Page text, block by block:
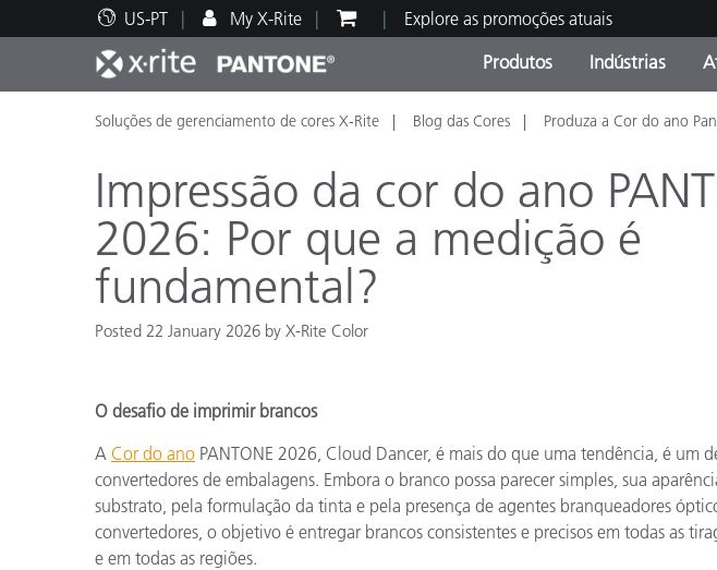
US-PT My X-Rite Explore as promoções atuais
Produtos
Principais produtos Categoria de Produtos
Indústrias
Impressão e Embalagem
Automotiva
Plásticos
Tintas e Revestimentos
Manufatura de Cosméticos
Suporte Técnico Serviço de Manutenção
Recursos Educacionais Formação
Soluções de gerenciamento de cores X-Rite Blog das Cores Produza a Cor do ano
Impressão da cor do ano
2026: Por que a medição é
fundamental?
Posted 22 January 2026 by X-Rite Color
O desafio de imprimir brancos
A Cor do ano PANTONE 2026, Cloud Dancer, é mais do que uma tendência, é um
convertedores de embalagens. Embora o branco possa parecer simples, sua
substrato, pela formulação da tinta e pela presença de agentes branqueadores
convertedores, o objetivo é entregar brancos consistentes e precisos em todas as
e em todas as regiões.